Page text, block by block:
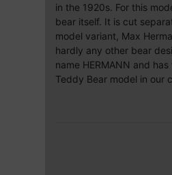
in the 1920s. For this
bear itself. It is cut
model variant, Max
hardly any other bear
name HERMANN and
Teddy Bear model in our